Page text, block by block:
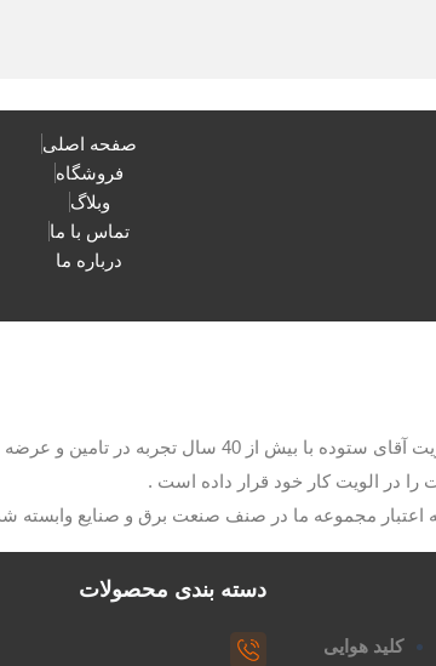
صفحه اصلی
فروشگاه
وبلاگ
تماس با ما
درباره ما
با مدیریت آقای ستوده با بیش از 40
را در الویت کار خود قرار داده است .
اعتبار مجموعه ما در صنف صنعت برق و صنایع وابسته
کلید هوایی
دسته بندی محصولات